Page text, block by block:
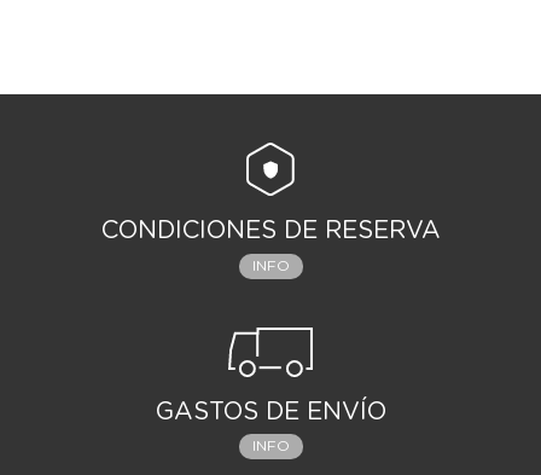
CONDICIONES DE RESERVA
INFO
GASTOS DE ENVÍO
INFO